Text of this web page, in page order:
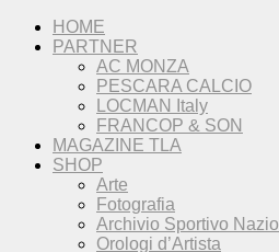
HOME
PARTNER
AC MONZA
PESCARA CALCIO
LOCMAN Italy
FRANCOP & SON
MAGAZINE TLA
SHOP
Arte
Fotografia
Archivio Sportivo
Orologi d’Artista